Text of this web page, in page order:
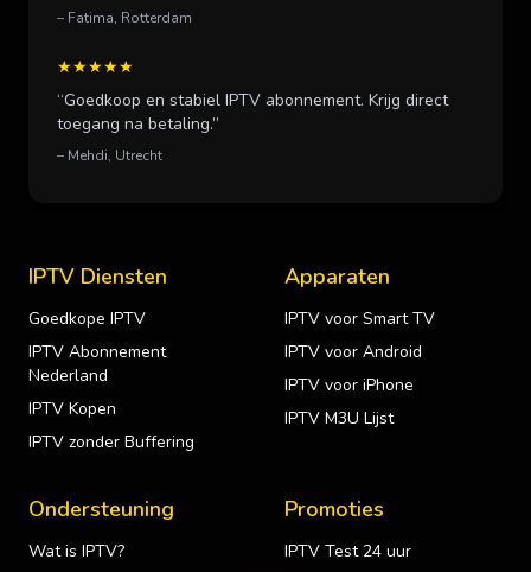
– Fatima, Rotterdam
★★★★★
“Goedkoop en stabiel IPTV abonnement. Krijg direct
toegang na betaling.”
– Mehdi, Utrecht
IPTV Diensten
Goedkope IPTV
IPTV Abonnement
Nederland
IPTV Kopen
IPTV zonder Buffering
Apparaten
IPTV voor Smart TV
IPTV voor Android
IPTV voor iPhone
IPTV M3U Lijst
Ondersteuning
Wat is IPTV?
Promoties
IPTV Test 24 uur